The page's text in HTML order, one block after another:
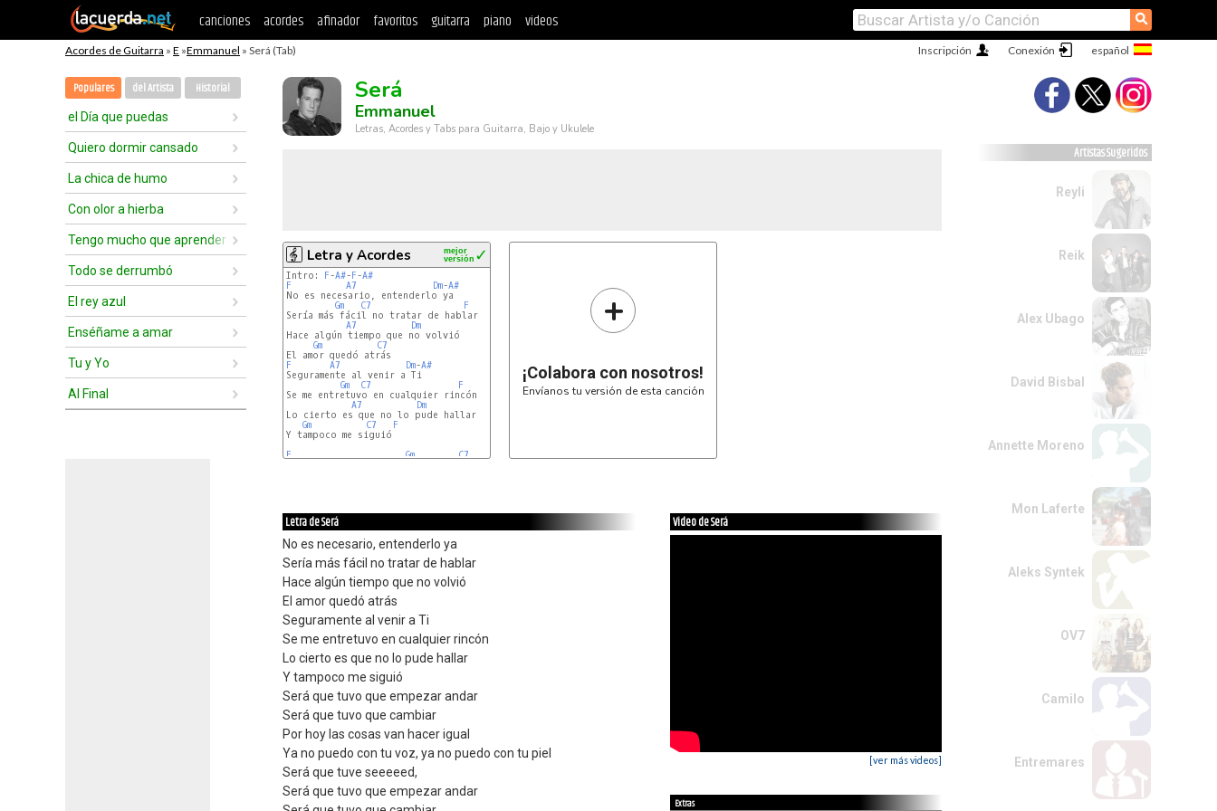
canciones acordes afinador favoritos guitarra piano videos ⚲
Acordes de Guitarra » E »Emmanuel » Será (Tab) Conexión
Inscripción
Populares del Artista Historial
el Día que puedas
Quiero dormir cansado
La chica de humo
Con olor a hierba
Tengo mucho que aprender de tí
Todo se derrumbó
El rey azul
Enséñame a amar
Tu y Yo
Al Final
Será
Emmanuel
Letras, Acordes y Tabs para Guitarra, Bajo y Ukulele
Letra y Acordes ✓
mejor
versión
Intro: F-A#-F-A#
F
A7 Dm-A#
No es necesario, entenderlo ya
Gm
C7
F
Sería más fácil no tratar de hablar
A7
Dm
Hace algún tiempo que no volvió
Gm
C7
F
A7 Dm-A#
Seguramente al venir a Ti
Gm
C7
F
Se me entretuvo en cualquier rincón
A7
Dm
Lo cierto es que no lo pude hallar
Gm
C7
F
Y tampoco me siguió
F
Gm
C7
+
¡Colabora con nosotros!
Envíanos tu versión de esta canción
Letra de Será
No es necesario, entenderlo ya
Sería más fácil no tratar de hablar
Hace algún tiempo que no volvió
El amor quedó atrás
Seguramente al venir a Ti
Se me entretuvo en cualquier rincón
Lo cierto es que no lo pude hallar
Y tampoco me siguió
Será que tuvo que empezar andar
Será que tuvo que cambiar
Por hoy las cosas van hacer igual
Ya no puedo con tu voz, ya no puedo con tu piel
Será que tuve seeeeed,
Será que tuvo que empezar andar
Video de Será
[ver más videos]
Extras
Artistas Sugeridos
Reyli
Reik
Alex Ubago
David Bisbal
Annette Moreno
Mon Laferte
Aleks Syntek
OV7
Camilo
Entremares